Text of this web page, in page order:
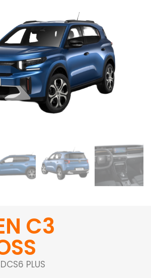
C3
PLUS